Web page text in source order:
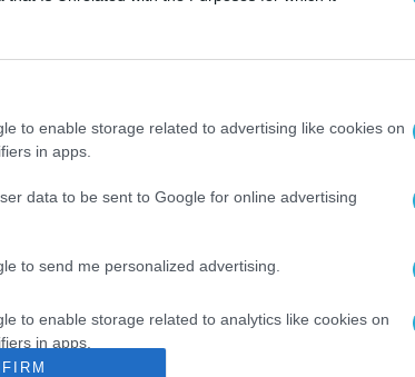
to enable storage related to advertising like cookies on
in apps.
data to be sent to Google for online advertising
to send me personalized advertising.
to enable storage related to analytics like cookies on
in apps.